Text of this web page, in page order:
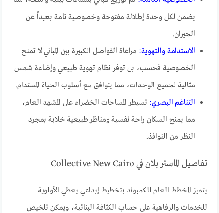
يضمن لكل وحدة إطلالة مفتوحة وخصوصية تامة بعيداً عن
الجيران.
الاستدامة والتهوية: مراعاة الفواصل الكبيرة بين المباني لا تمنح
الخصوصية فحسب، بل توفر نظام تهوية طبيعي وإضاءة شمس
مثالية لجميع الوحدات، مما يتوافق مع أسلوب الحياة المستدام.
التناغم البصري: تسيطر المساحات الخضراء على المشهد العام،
مما يمنح السكان راحة نفسية ومناظر طبيعية خلابة بمجرد
النظر من النوافذ.
تفاصيل الماستر بلان في Collective New Cairo
يتميز المخطط العام للكمبوند بتخطيط إبداعي يعطي الأولوية
للخدمات والرفاهية على حساب الكثافة البنائية، ويمكن تلخيص